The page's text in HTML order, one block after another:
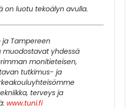
on luotu tekoälyn avulla.
Tampereen
yhdessä
monitieteisen,
tutkimus- ja
terveys ja
www.tuni.fi